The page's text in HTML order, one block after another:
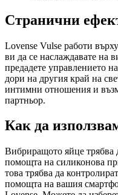
Странични
Lovense Vulse работи
ви да се наслаждавате на
предадете управлението
дори на другия край на
интимни отношения и
партньор.
Как да
Вибриращото яйце трябва
помощта на силиконова
това трябва да
помощта на вашия